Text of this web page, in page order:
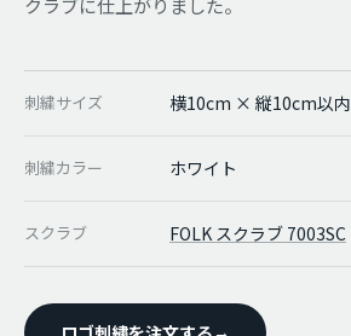
クラブに仕上がりました。
刺繍サイズ 横10cm × 縦10cm以内
刺繍カラー ホワイト
スクラブ FOLK スクラブ 7003SC